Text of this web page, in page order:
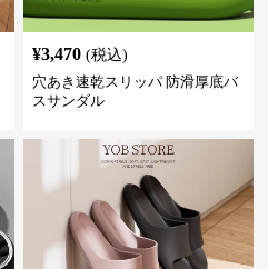
¥3,470 (税込)
穴あき速乾スリッパ 防滑厚底バ
スサンダル